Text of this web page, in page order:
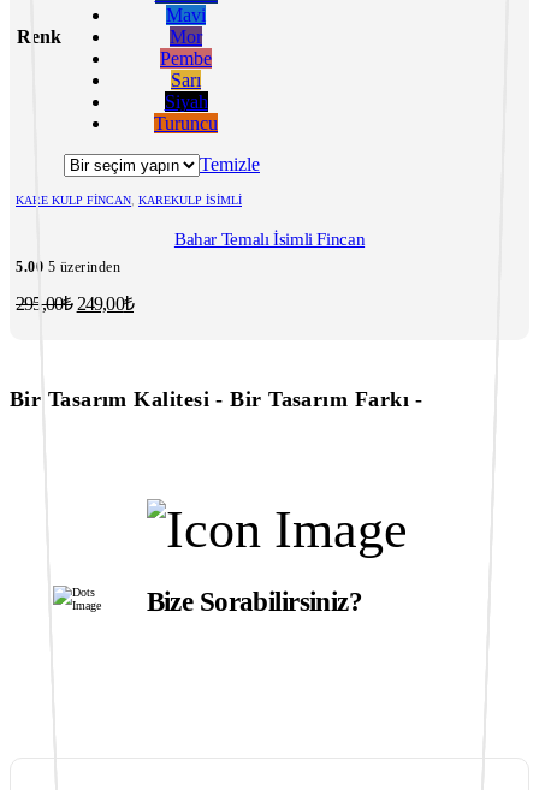
Seçenekler
ürün
Renk
Mavi
Mor
Pembe
Sarı
Siyah
Turuncu
Temizle
KARE KULP FINCAN KAREKULP İSIMLI
Bahar Temalı İsimli Fincan
5.00 5 üzerinden
295,00₺ Orijinal
249,00₺Şu
Bir Tasarım Kalitesi - Bir Tasarım Farkı -
Bize Sorabilirsiniz?